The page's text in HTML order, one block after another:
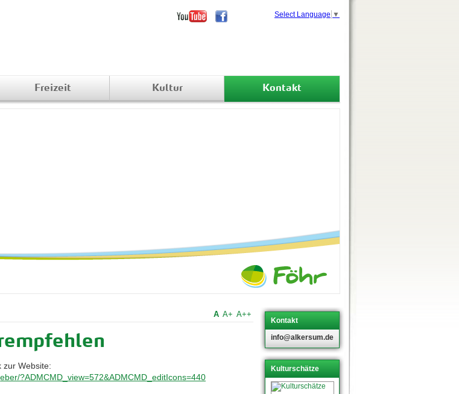
Freizeit Kultur Kontakt
A A+ A++
zur Website:
?ADMCMD_view=572&ADMCMD_editIcons=440
Kontakt
info@alkersum.de
Kulturschätze
Select Language ▼